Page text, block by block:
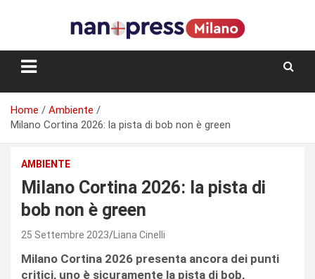
Storie e facce di una città
Home
Ambiente
Milano Cortina 2026: la pista di bob non è green
AMBIENTE
Milano Cortina 2026: la pista di
bob non è green
25 Settembre 2023 Liana Cinelli
Milano Cortina 2026 presenta ancora dei punti
critici, uno è sicuramente la pista di bob,